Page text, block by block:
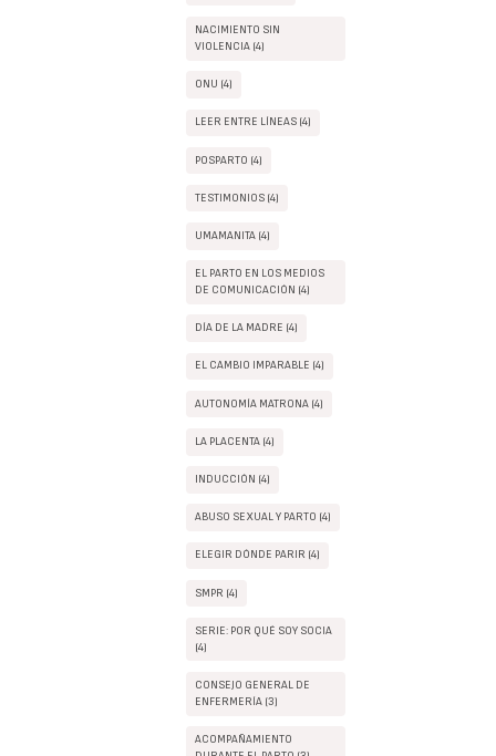
NACIMIENTO SIN
VIOLENCIA (4)
ONU (4)
LEER ENTRE LÍNEAS (4)
POSPARTO (4)
TESTIMONIOS (4)
UMAMANITA (4)
EL PARTO EN LOS MEDIOS
DE COMUNICACIÓN (4)
DÍA DE LA MADRE (4)
EL CAMBIO IMPARABLE (4)
AUTONOMÍA MATRONA (4)
LA PLACENTA (4)
INDUCCIÓN (4)
ABUSO SEXUAL Y PARTO (4)
ELEGIR DÓNDE PARIR (4)
SMPR (4)
SERIE: POR QUÉ SOY SOCIA
(4)
CONSEJO GENERAL DE
ENFERMERÍA (3)
ACOMPAÑAMIENTO